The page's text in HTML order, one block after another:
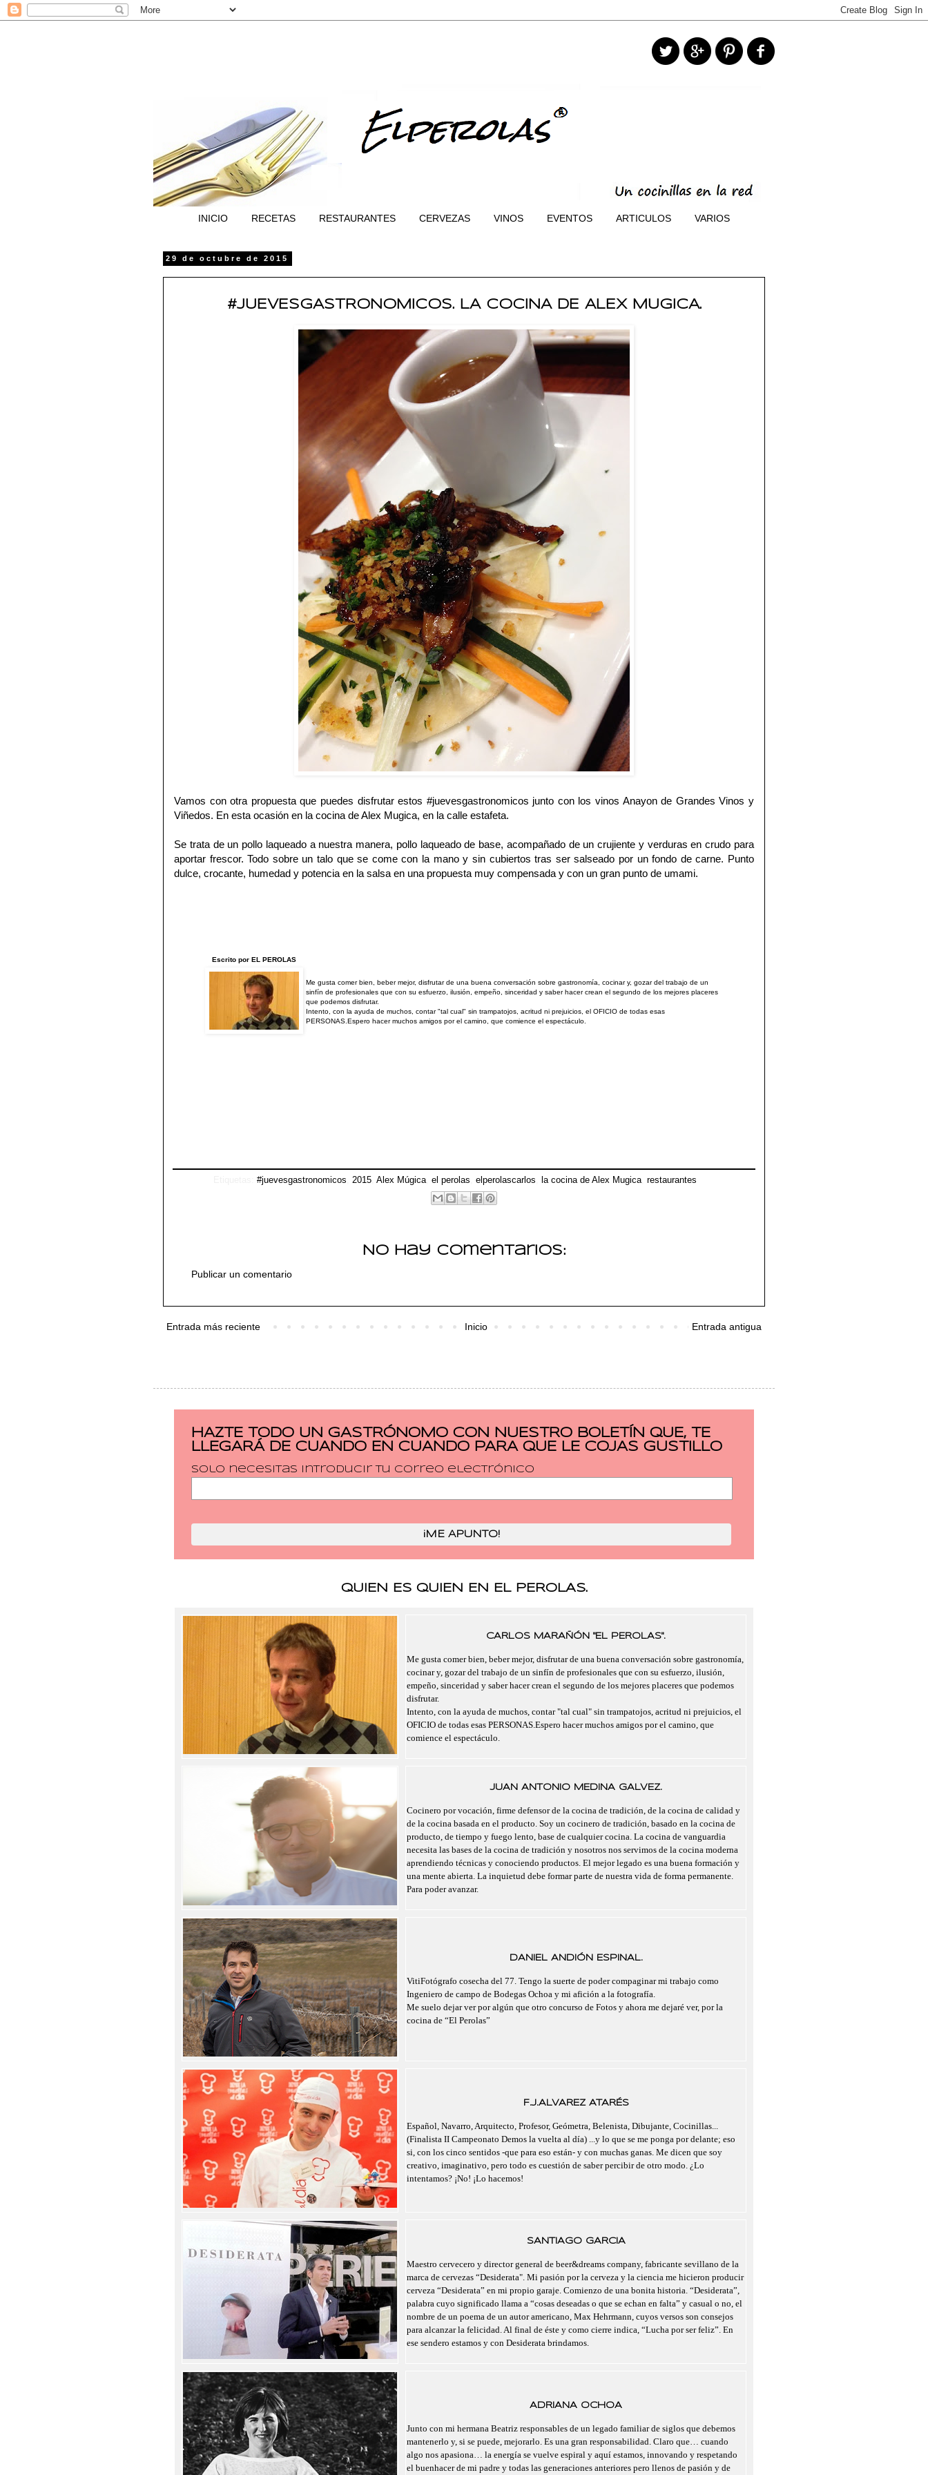
INICIO RECETAS RESTAURANTES CERVEZAS VINOS EVENTOS ARTICULOS VARIOS
29 de octubre de 2015
#JUEVESGASTRONOMICOS. LA COCINA DE ALEX MUGICA.
Vamos con otra propuesta que puedes disfrutar estos #juevesgastronomicos junto con los vinos Anayon de Grandes Vinos y
Viñedos. En esta ocasión en la cocina de Alex Mugica, en la calle estafeta.
Se trata de un pollo laqueado a nuestra manera, pollo laqueado de base, acompañado de un crujiente y verduras en crudo para
aportar frescor. Todo sobre un talo que se come con la mano y sin cubiertos tras ser salseado por un fondo de carne. Punto
dulce, crocante, humedad y potencia en la salsa en una propuesta muy compensada y con un gran punto de umami.
Escrito por EL PEROLAS
Me gusta comer bien, beber mejor, disfrutar de una buena conversación sobre gastronomía, cocinar y, gozar del trabajo de un
sinfín de profesionales que con su esfuerzo, ilusión, empeño, sinceridad y saber hacer crean el segundo de los mejores placeres
que podemos disfrutar.
Intento, con la ayuda de muchos, contar "tal cual" sin trampatojos, acritud ni prejuicios, el OFICIO de todas esas
PERSONAS.Espero hacer muchos amigos por el camino, que comience el espectáculo.
Etiquetas:#juevesgastronomicos 2015 ,Alex Múgica ,el perolas ,elperolascarlos la cocina de Alex Mugica ,restaurantes
No hay comentarios:
Publicar un comentario
Entrada más reciente Entrada antigua
Inicio
HAZTE TODO UN GASTRÓNOMO CON NUESTRO BOLETÍN QUE, TE
LLEGARÁ DE CUANDO EN CUANDO PARA QUE LE COJAS GUSTILLO
Solo necesitas introducir tu correo electrónico
QUIEN ES QUIEN EN EL PEROLAS.
CARLOS MARAÑÓN "EL PEROLAS".
Me gusta comer bien, beber mejor, disfrutar de una buena conversación sobre gastronomía,
cocinar y, gozar del trabajo de un sinfín de profesionales que con su esfuerzo, ilusión,
empeño, sinceridad y saber hacer crean el segundo de los mejores placeres que podemos
disfrutar.
Intento, con la ayuda de muchos, contar "tal cual" sin trampatojos, acritud ni prejuicios, el
OFICIO de todas esas PERSONAS.Espero hacer muchos amigos por el camino, que
comience el espectáculo.
JUAN ANTONIO MEDINA GALVEZ.
Cocinero por vocación, firme defensor de la cocina de tradición, de la cocina de calidad y
de la cocina basada en el producto. Soy un cocinero de tradición, basado en la cocina de
producto, de tiempo y fuego lento, base de cualquier cocina. La cocina de vanguardia
necesita las bases de la cocina de tradición y nosotros nos servimos de la cocina moderna
aprendiendo técnicas y conociendo productos. El mejor legado es una buena formación y
una mente abierta. La inquietud debe formar parte de nuestra vida de forma permanente.
Para poder avanzar.
DANIEL ANDIÓN ESPINAL.
VitiFotógrafo cosecha del 77. Tengo la suerte de poder compaginar mi trabajo como
Ingeniero de campo de Bodegas Ochoa y mi afición a la fotografía.
Me suelo dejar ver por algún que otro concurso de Fotos y ahora me dejaré ver, por la
cocina de “El Perolas”
F.J.ALVAREZ ATARÉS
Español, Navarro, Arquitecto, Profesor, Geómetra, Belenista, Dibujante, Cocinillas...
(Finalista II Campeonato Demos la vuelta al día) ...y lo que se me ponga por delante; eso
si, con los cinco sentidos -que para eso están- y con muchas ganas. Me dicen que soy
creativo, imaginativo, pero todo es cuestión de saber percibir de otro modo. ¿Lo
intentamos? ¡No! ¡Lo hacemos!
SANTIAGO GARCIA
Maestro cervecero y director general de beer&dreams company, fabricante sevillano de la
marca de cervezas “Desiderata". Mi pasión por la cerveza y la ciencia me hicieron producir
cerveza “Desiderata” en mi propio garaje. Comienzo de una bonita historia. “Desiderata”,
palabra cuyo significado llama a “cosas deseadas o que se echan en falta” y casual o no, el
nombre de un poema de un autor americano, Max Hehrmann, cuyos versos son consejos
para alcanzar la felicidad. Al final de éste y como cierre indica, “Lucha por ser feliz”. En
ese sendero estamos y con Desiderata brindamos.
ADRIANA OCHOA
Junto con mi hermana Beatriz responsables de un legado familiar de siglos que debemos
mantenerlo y, si se puede, mejorarlo. Es una gran responsabilidad. Claro que… cuando
algo nos apasiona… la energía se vuelve espiral y aquí estamos, innovando y respetando
el buenhacer de mi padre y todas las generaciones anteriores pero llenos de pasión y de